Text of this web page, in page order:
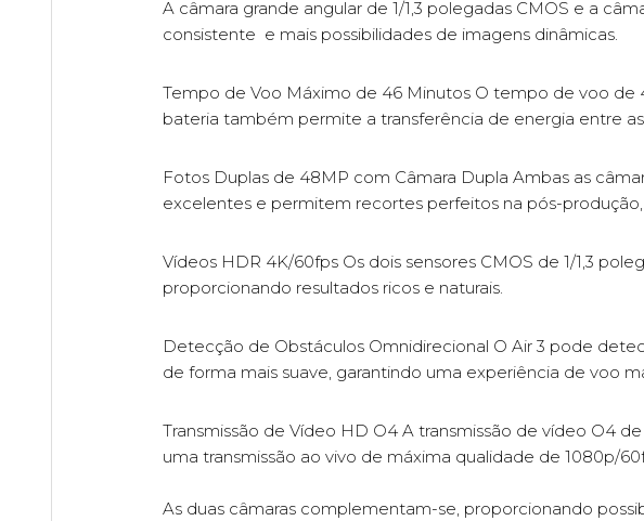
A câmara grande angular de 1/1,3 polegadas CMOS e a
consistente e mais possibilidades de imagens dinâmicas.
Tempo de Voo Máximo de 46 Minutos O tempo de voo
bateria também permite a transferência de energia entre
Fotos Duplas de 48MP com Câmara Dupla Ambas as
excelentes e permitem recortes perfeitos na pós-
Vídeos HDR 4K/60fps Os dois sensores CMOS de 1/1,3
proporcionando resultados ricos e naturais.
Detecção de Obstáculos Omnidirecional O Air 3 pode
de forma mais suave, garantindo uma experiência de voo
Transmissão de Vídeo HD O4 A transmissão de vídeo O4
uma transmissão ao vivo de máxima qualidade de 1080p/
As duas câmaras complementam-se, proporcionando